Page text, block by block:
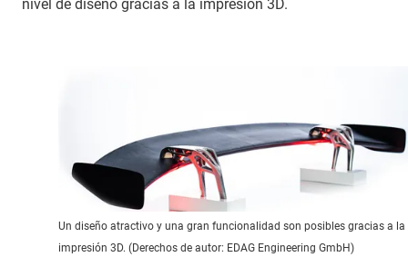
nivel de diseño gracias a la impresión 3D.
Un diseño atractivo y una gran funcionalidad son posibles gracias a la
impresión 3D. (Derechos de autor: EDAG Engineering GmbH)